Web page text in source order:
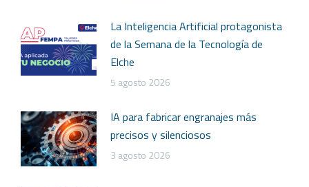
La Inteligencia Artificial protagonista
de la Semana de la Tecnología de
Elche
5 agosto 2026
IA para fabricar engranajes más
precisos y silenciosos
3 agosto 2026